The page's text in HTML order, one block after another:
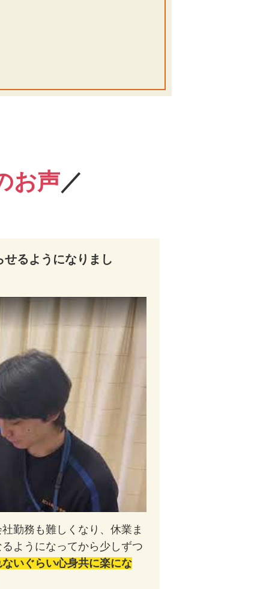
お声／
せるようになりまし
勤務も難しくなり、休業ま
ようになってから少しずつ
いぐらい心身共に楽にな